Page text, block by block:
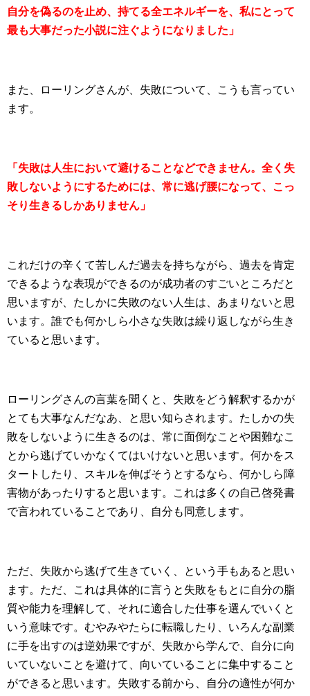
自分を偽るのを止め、持てる全エネルギーを、私にとって
最も大事だった小説に注ぐようになりました」
また、ローリングさんが、失敗について、こうも言ってい
ます。
「失敗は人生において避けることなどできません。全く失
敗しないようにするためには、常に逃げ腰になって、こっ
そり生きるしかありません」
これだけの辛くて苦しんだ過去を持ちながら、過去を肯定
できるような表現ができるのが成功者のすごいところだと
思いますが、たしかに失敗のない人生は、あまりないと思
います。誰でも何かしら小さな失敗は繰り返しながら生き
ていると思います。
ローリングさんの言葉を聞くと、失敗をどう解釈するかが
とても大事なんだなあ、と思い知らされます。たしかの失
敗をしないように生きるのは、常に面倒なことや困難なこ
とから逃げていかなくてはいけないと思います。何かをス
タートしたり、スキルを伸ばそうとするなら、何かしら障
害物があったりすると思います。これは多くの自己啓発書
で言われていることであり、自分も同意します。
ただ、失敗から逃げて生きていく、という手もあると思い
ます。ただ、これは具体的に言うと失敗をもとに自分の脂
質や能力を理解して、それに適合した仕事を選んでいくと
いう意味です。むやみやたらに転職したり、いろんな副業
に手を出すのは逆効果ですが、失敗から学んで、自分に向
いていないことを避けて、向いていることに集中すること
ができると思います。失敗する前から、自分の適性が何か